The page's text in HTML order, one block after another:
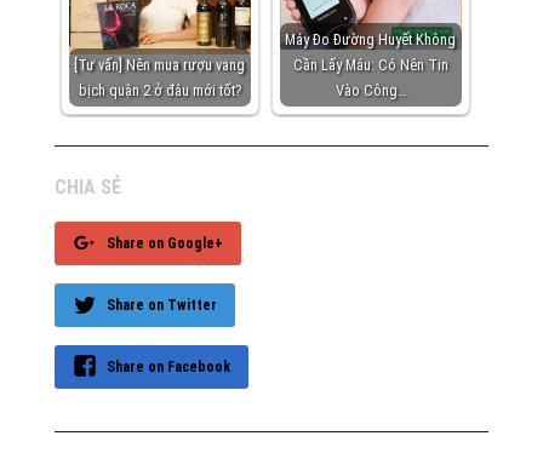
[Tư vấn] Nên mua rượu vang
bịch quận 2 ở đâu mới tốt?
Máy Đo Đường Huyết Không
Cần Lấy Máu: Có Nên Tin
Vào Công…
CHIA SẺ
Share on Google+
Share on Twitter
Share on Facebook